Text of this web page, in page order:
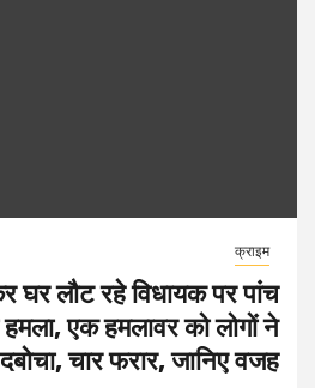
क्राइम
घर लौट रहे विधायक पर पांच
एक हमलावर को लोगों ने
दबोचा, चार फरार, जानिए वजह